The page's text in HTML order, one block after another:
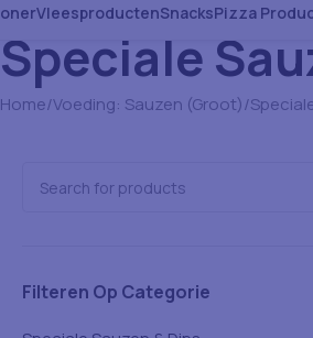
VleesproductenSnacksPizza
Speciale
Home Voeding: Sauzen (Groot)
Filteren Op Categorie